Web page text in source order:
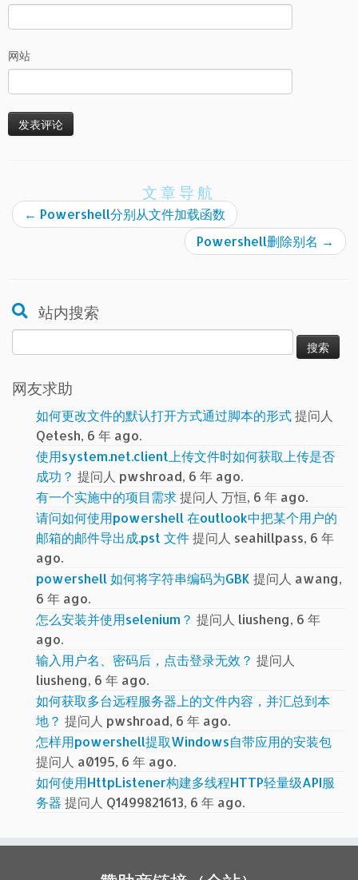
网站
文章导航
← Powershell分别从文件加载函数
Powershell删除别名 →
站内搜索
索：
网友求助
如何更改文件的默认打开方式通过脚本的形式提问人
Qetesh, 6 年 ago.
使用system.net.client上传文件时如何获取上传是否
成功？ 提问人 pwshroad, 6 年 ago.
有一个实施中的项目需求提问人 万恒, 6 年 ago.
请问如何使用powershell 在outlook中把某个用户的
邮箱的邮件导出成.pst 文件提问人 seahillpass, 6 年
ago.
powershell 如何将字符串编码为GBK 提问人 awang,
6 年 ago.
怎么安装并使用selenium？ 提问人 liusheng, 6 年
ago.
输入用户名、密码后，点击登录无效？ 提问人
liusheng, 6 年 ago.
如何获取多台远程服务器上的文件内容，并汇总到本
地？ 提问人 pwshroad, 6 年 ago.
怎样用powershell提取Windows自带应用的安装包
提问人 a0195, 6 年 ago.
如何使用HttpListener构建多线程HTTP轻量级API服
务器 提问人 Q1499821613, 6 年 ago.